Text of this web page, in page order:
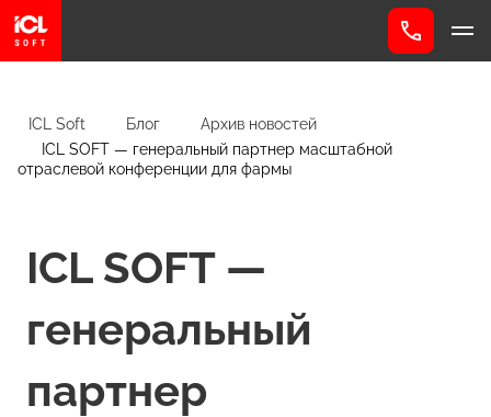
ICL Soft Блог
Архив новостей
ICL SOFT — генеральный партнер масштабной
отраслевой конференции для фармы
ICL SOFT —
генеральный
партнер